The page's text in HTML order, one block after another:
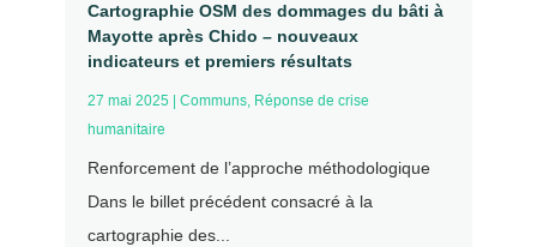
Cartographie OSM des dommages du bâti à
Mayotte après Chido – nouveaux
indicateurs et premiers résultats
27 mai 2025 Communs, Réponse de crise
humanitaire
Renforcement de l’approche méthodologique
Dans le billet précédent consacré à la
cartographie des...